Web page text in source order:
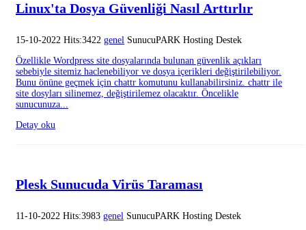
Linux'ta Dosya Güvenliği Nasıl Arttırlır
15-10-2022 Hits:3422 genel SunucuPARK Hosting Destek
Özellikle Wordpress site dosyalarında bulunan güvenlik açıkları
sebebiyle sitemiz haclenebiliyor ve dosya içerikleri değiştirilebiliyor.
Bunu önüne geçmek için chattr komutunu kullanabilirsiniz. chattr ile
site dosyları silinemez, değiştirilemez olacaktır. Öncelikle
sunucunuza...
Detay oku
Plesk Sunucuda Virüs Taraması
11-10-2022 Hits:3983 genel SunucuPARK Hosting Destek